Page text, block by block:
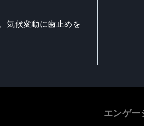
気候変動に歯止めを
エンゲー